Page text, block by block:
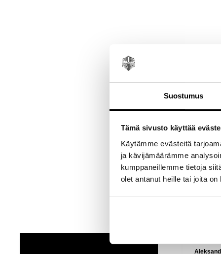
Suostumus
Tämä sivusto käyttää
Käytämme evästeitä
ja kävijämäärämme
kumppaneillemme tietoja
olet antanut heille tai joita
Janne